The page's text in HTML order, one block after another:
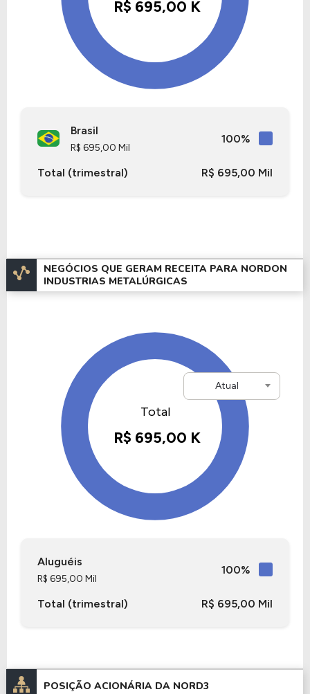
Informações Adicionais
A empresa NORDON INDUSTRIAS
METALÚRGICAS, está listada na B3 com um valor
de mercado de R$ 9,47 Milhões , tendo um
A empresa está listada na Bolsa de Valores no
Bens Industriais
Máquinas e Equipamentos Industriais.
Quanto aos seus principais indicadores, a empresa
possui um P/L de -0,84, um P/VP de -0,05 e nos
Brasil
R$ 695,00 Mil
100%
Total (trimestral) R$ 695,00 Mil
NEGÓCIOS QUE GERAM RECEITA PARA NORDON
INDUSTRIAS METALÚRGICAS
Atual
Aluguéis
R$ 695,00 Mil
100%
Total (trimestral) R$ 695,00 Mil
POSIÇÃO ACIONÁRIA DA NORD3